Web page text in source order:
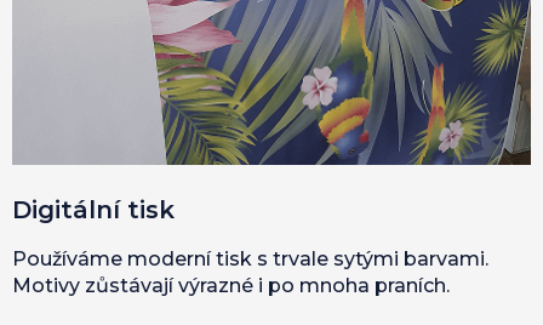
Digitální tisk
Používáme moderní tisk s trvale sytými barvami.
Motivy zůstávají výrazné i po mnoha praních.